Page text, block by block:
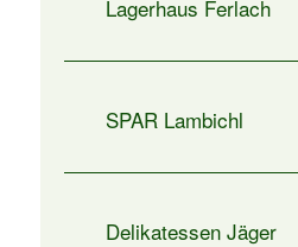
Lagerhaus Ferlach
SPAR Lambichl
Delikatessen Jäger